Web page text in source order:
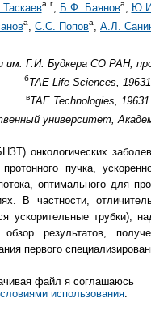
а, г, Б.Ф. Баянова,
а, С.С. Попова, А.Л.
Г.И. Будкера СО РАН,
бTAE Life Sciences,
вTAE Technologies,
университет,
онкологических
пучка,
оптимального для
В частности,
ускорительные трубки),
результатов,
первого
файл я соглашаюсь
использования.